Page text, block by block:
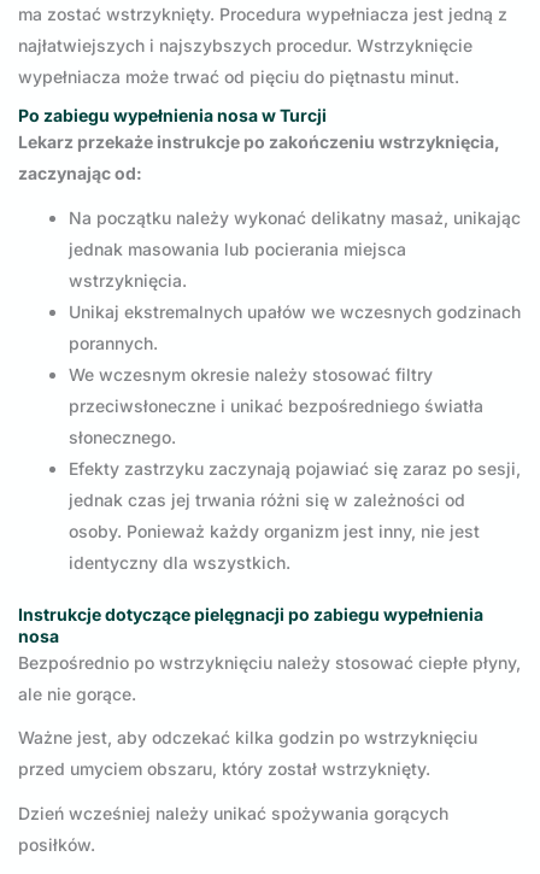
ma zostać wstrzyknięty. Procedura wypełniacza jest jedną z
najłatwiejszych i najszybszych procedur. Wstrzyknięcie
wypełniacza może trwać od pięciu do piętnastu minut.
Po zabiegu wypełnienia nosa w Turcji
Lekarz przekaże instrukcje po zakończeniu wstrzyknięcia,
zaczynając od:
Na początku należy wykonać delikatny masaż, unikając
jednak masowania lub pocierania miejsca
wstrzyknięcia.
Unikaj ekstremalnych upałów we wczesnych godzinach
porannych.
We wczesnym okresie należy stosować filtry
przeciwsłoneczne i unikać bezpośredniego światła
słonecznego.
Efekty zastrzyku zaczynają pojawiać się zaraz po sesji,
jednak czas jej trwania różni się w zależności od
osoby. Ponieważ każdy organizm jest inny, nie jest
identyczny dla wszystkich.
Instrukcje dotyczące pielęgnacji po zabiegu wypełnienia
nosa
Bezpośrednio po wstrzyknięciu należy stosować ciepłe płyny,
ale nie gorące.
Ważne jest, aby odczekać kilka godzin po wstrzyknięciu
przed umyciem obszaru, który został wstrzyknięty.
Dzień wcześniej należy unikać spożywania gorących
posiłków.